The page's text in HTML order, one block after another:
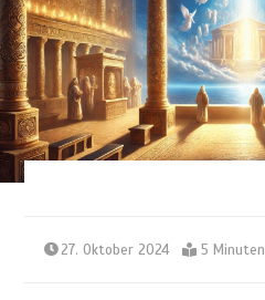
27. Oktober 2024 5 Minuten